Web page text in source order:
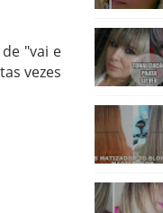
"vai e
vezes